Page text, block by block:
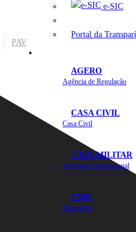
e-SIC
Portal da
AGERO
Agência de Regulação
CASA CIVIL
Casa Civil
CASA MILITAR
Segurança Institucional
CMR
Mineração
PAV